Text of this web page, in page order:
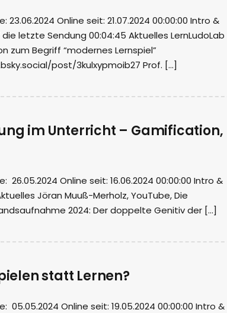
Online seit: 21.07.2024 00:00:00 Intro &
letzte Sendung 00:04:45 Aktuelles LernLudoLab
zum Begriff “modernes Lernspiel”
post/3kulxypmoib27 Prof. […]
im Unterricht – Gamification,
Online seit: 16.06.2024 00:00:00 Intro &
Jöran Muuß-Merholz, YouTube, Die
2024: Der doppelte Genitiv der […]
statt Lernen?
Online seit: 19.05.2024 00:00:00 Intro &